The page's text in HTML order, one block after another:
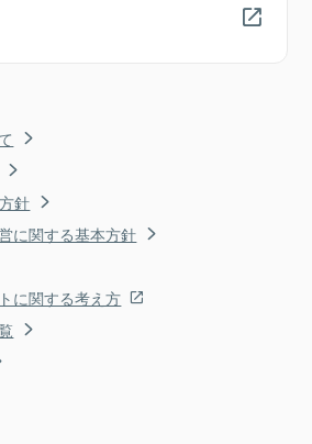
針
に関する基本方針
に関する考え方